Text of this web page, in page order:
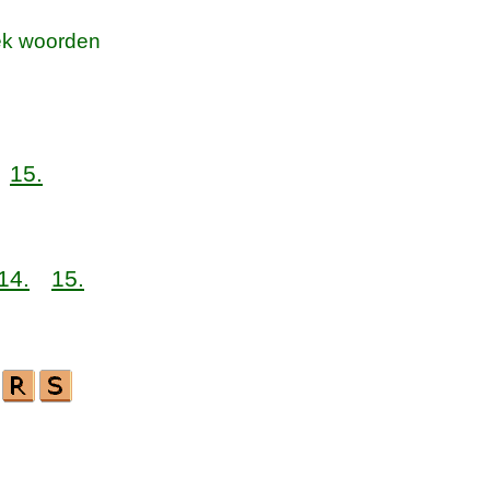
woorden
15.
15.